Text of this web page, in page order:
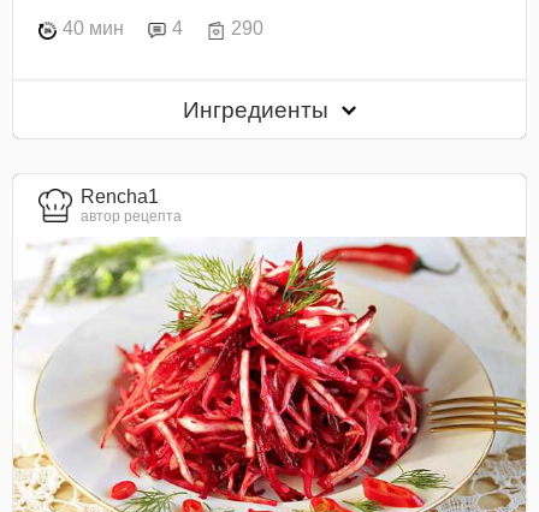
40 мин 4 290
Ингредиенты
Rencha1
автор рецепта